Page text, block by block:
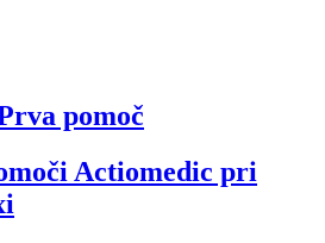
pomoč
Actiomedic pri